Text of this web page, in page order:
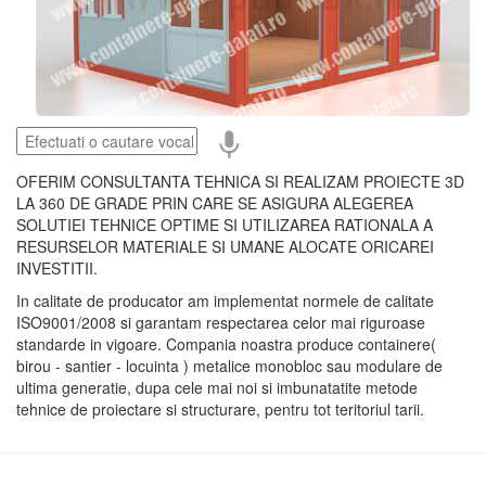
OFERIM CONSULTANTA TEHNICA SI REALIZAM PROIECTE 3D
LA 360 DE GRADE PRIN CARE SE ASIGURA ALEGEREA
SOLUTIEI TEHNICE OPTIME SI UTILIZAREA RATIONALA A
RESURSELOR MATERIALE SI UMANE ALOCATE ORICAREI
INVESTITII.
In calitate de producator am implementat normele de calitate
ISO9001/2008 si garantam respectarea celor mai riguroase
standarde in vigoare. Compania noastra produce containere(
birou - santier - locuinta ) metalice monobloc sau modulare de
ultima generatie, dupa cele mai noi si imbunatatite metode
tehnice de proiectare si structurare, pentru tot teritoriul tarii.